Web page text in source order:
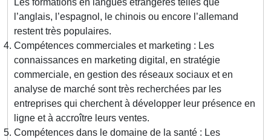
Les formations en langues étrangères telles que
l’anglais, l’espagnol, le chinois ou encore l’allemand
restent très populaires.
Compétences commerciales et marketing : Les
connaissances en marketing digital, en stratégie
commerciale, en gestion des réseaux sociaux et en
analyse de marché sont très recherchées par les
entreprises qui cherchent à développer leur présence en
ligne et à accroître leurs ventes.
Compétences dans le domaine de la santé : Les